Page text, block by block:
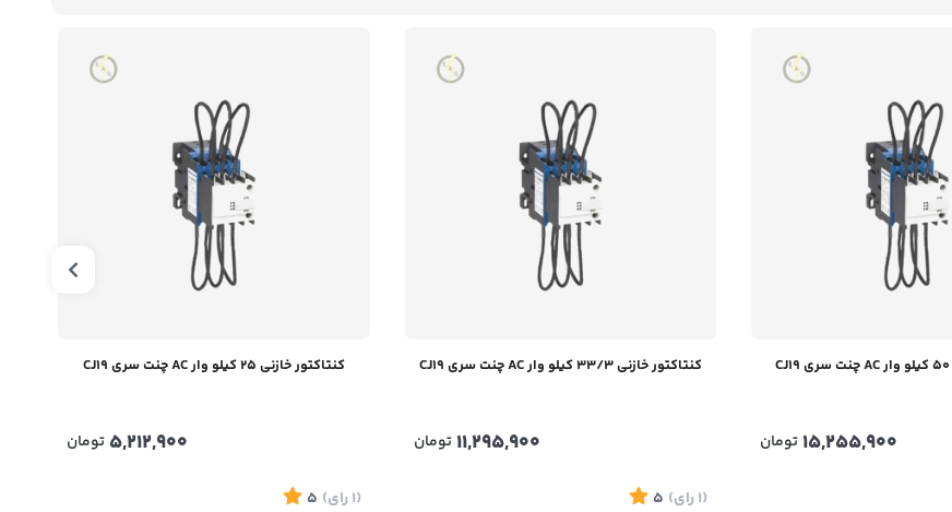
15,255,900تومان
کنتاکتور خازنی 33/3 کیلو وار AC چنت سری CJ19
11,295,900 تومان
(1 رای)
5
کنتاکتور خازنی 25 کیلو وار AC چنت سری CJ19
5,212,900 تومان
(1 رای)
5